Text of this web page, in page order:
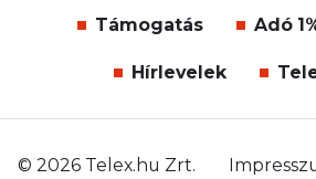
Támogatás Adó
Hírlevelek
© 2026 Telex.hu Zrt.